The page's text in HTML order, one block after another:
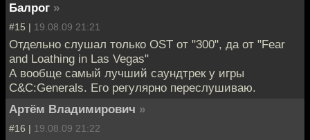
Балрог »
#15 | 19.08.09 21:21
Отдельно слушал только OST от "300", да от "Fear
and Loathing in Las Vegas"
А вообще самый лучший саундтрек у игры
C&C:Generals. Его регулярно переслушиваю.
Артём Владимирович »
#16 | 19.08.09 21:22